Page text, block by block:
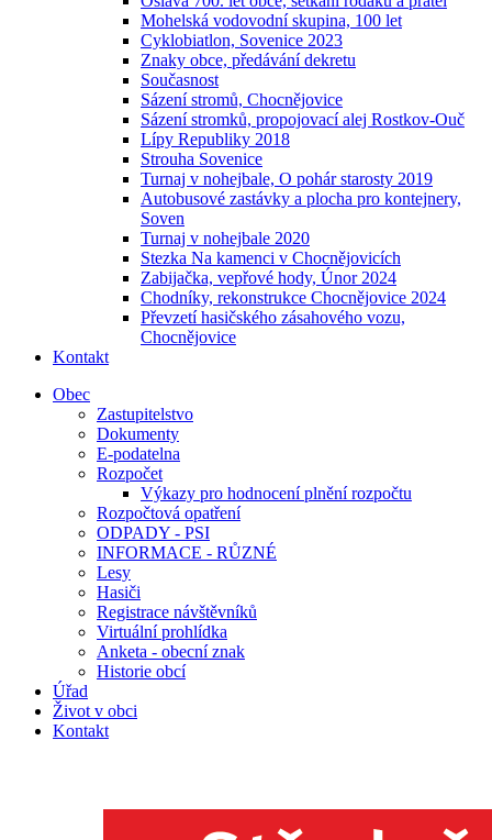
Mohelská vodovodní skupina, 100 let
Cyklobiatlon, Sovenice 2023
Znaky obce, předávání dekretu
Současnost
Sázení stromů, Chocnějovice
Sázení stromků, propojovací alej Rostkov-Ouč
Lípy Republiky 2018
Strouha Sovenice
Turnaj v nohejbale, O pohár starosty 2019
Autobusové zastávky a plocha pro kontejnery,
Soven
Turnaj v nohejbale 2020
Stezka Na kamenci v Chocnějovicích
Zabijačka, vepřové hody, Únor 2024
Chodníky, rekonstrukce Chocnějovice 2024
Převzetí hasičského zásahového vozu,
Chocnějovice
Kontakt
Obec
Zastupitelstvo
Dokumenty
E-podatelna
Rozpočet
Výkazy pro hodnocení plnění rozpočtu
Rozpočtová opatření
ODPADY - PSI
INFORMACE - RŮZNÉ
Lesy
Hasiči
Registrace návštěvníků
Virtuální prohlídka
Anketa - obecní znak
Historie obcí
Úřad
Život v obci
Kontakt